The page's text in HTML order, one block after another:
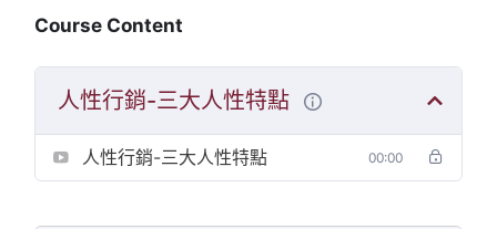
Course Content
人性行銷-三大人性特點
人性行銷-三大人性特點 00:00